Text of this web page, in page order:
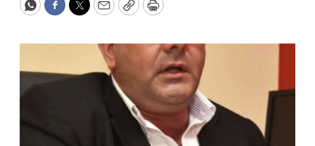
WhatsApp
Facebook
Twitter
EmailCopyPrint